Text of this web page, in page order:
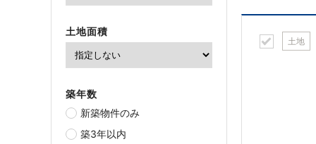
土地面積
築年数
新築物件のみ
築3年以内
土地